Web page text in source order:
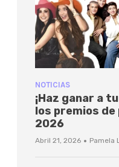
NOTICIAS
¡Haz ganar a
los premios
2026
Abril 21, 2026 · Pamela